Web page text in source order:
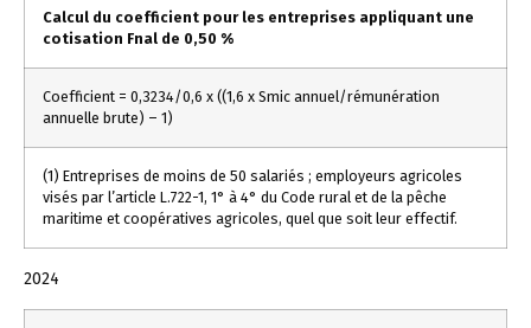
Calcul du coefficient pour les entreprises appliquant une
cotisation Fnal de 0,50 %
Coefficient = 0,3234/0,6 x ((1,6 x Smic annuel/rémunération
annuelle brute) – 1)
(1) Entreprises de moins de 50 salariés ; employeurs agricoles
visés par l’article L.722-1, 1° à 4° du Code rural et de la pêche
maritime et coopératives agricoles, quel que soit leur effectif.
2024